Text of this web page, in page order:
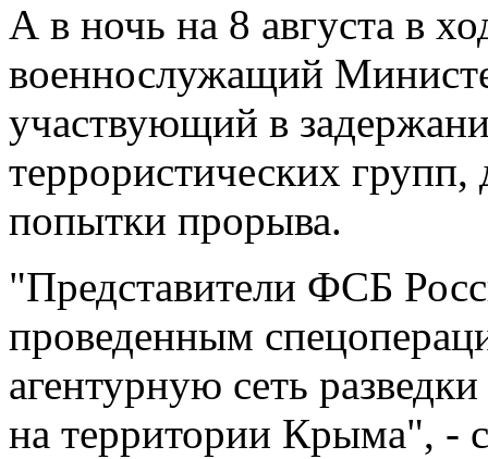
А в ночь на 8 августа в
военнослужащий
участвующий в
террористических
попытки прорыва.
"Представители ФСБ
проведенным
агентурную сеть
на территории Крыма", -